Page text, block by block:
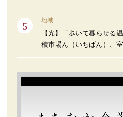
地域
【光】「歩いて暮らせ
積市場ん（いちばん）、